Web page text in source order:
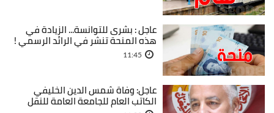
عاجل : بشرى للتوانسة... الزيادة في
هذه المنحة تنشر في الرائد الرسمي !
11:45
عاجل: وفاة شمس الدين الخليفي
الكاتب العام للجامعة العامة للنقل